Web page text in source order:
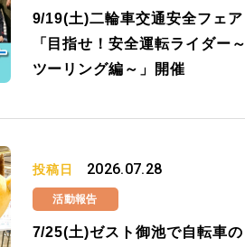
9/19(土)二輪車交通安全フェア
「目指せ！安全運転ライダー～
ツーリング編～」開催
投稿日 2026.07.28
活動報告
7/25(土)ゼスト御池で自転車の